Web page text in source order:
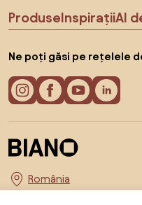
ProduseInspirațiiAI
Ne poți găsi pe rețelele
Alege țara